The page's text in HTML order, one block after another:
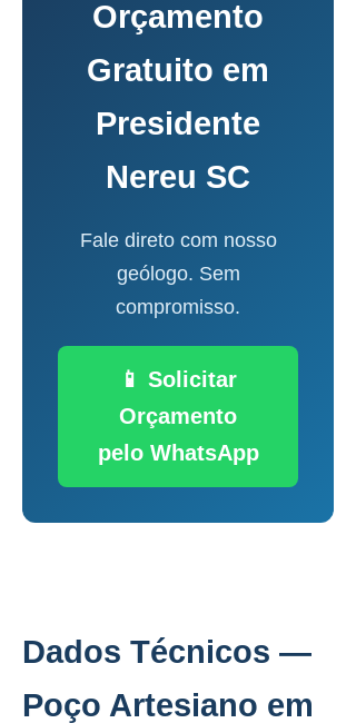
Orçamento
Gratuito em
Presidente
Nereu SC
Fale direto com nosso
geólogo. Sem
compromisso.
📱 Solicitar
Orçamento
pelo WhatsApp
Dados Técnicos —
Poço Artesiano em